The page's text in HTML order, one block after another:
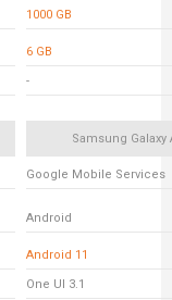
1000 GB
6 GB
-
Samsung Galaxy
Google Mobile Services
Android
Android 11
One UI 3.1